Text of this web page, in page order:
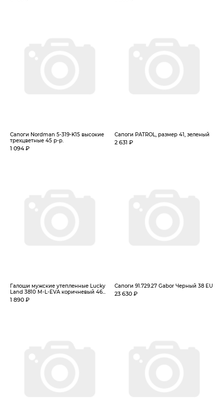
Сапоги Nordman 5-319-K15 высокие
трехцветные 45 р-р.
1 094 ₽
Сапоги PATROL, размер 41, зеленый
2 631 ₽
Галоши мужские утепленные Lucky
Land 3810 M-L-EVA коричневый 46...
1 890 ₽
Сапоги 91.729.27 Gabor Черный 38 EU
23 630 ₽